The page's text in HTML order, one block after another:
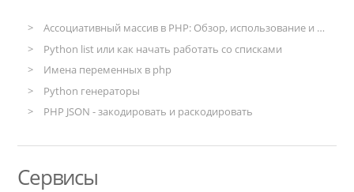
Ассоциативный массив в PHP: Обзор, использование и примеры
Python list или как начать работать со списками
Имена переменных в php
Python генераторы
PHP JSON - закодировать и раскодировать
Сервисы